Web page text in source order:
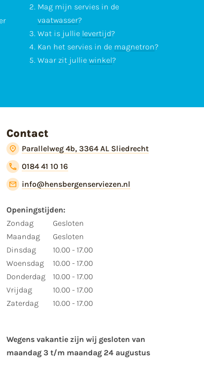
Mag mijn servies in de
vaatwasser?
Wat is jullie levertijd?
Kan het servies in de magnetron?
Waar zit jullie winkel?
Contact
Parallelweg 4b, 3364 AL Sliedrecht
0184 41 10 16
info@hensbergenserviezen.nl
Openingstijden:
Zondag
Maandag
Dinsdag
Woensdag
Donderdag
Vrijdag
Zaterdag
Gesloten
Gesloten
10.00 - 17.00
10.00 - 17.00
10.00 - 17.00
10.00 - 17.00
10.00 - 17.00
Wegens vakantie zijn wij gesloten van ​
maandag 3 t/m maandag 24 augustus